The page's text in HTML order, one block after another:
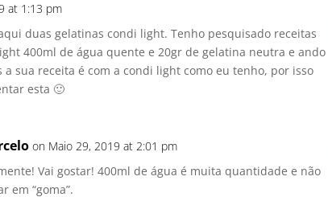
at 1:13 pm
duas gelatinas condi light. Tenho pesquisado receitas
400ml de água quente e 20gr de gelatina neutra e ando
sua receita é com a condi light como eu tenho, por isso
esta 🙂
on Maio 29, 2019 at 2:01 pm
Vai gostar! 400ml de água é muita quantidade e não
em “goma”.